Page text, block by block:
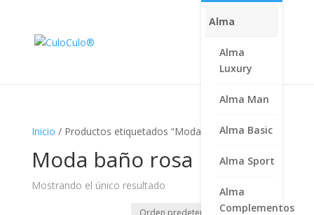
Alma
Alma
Luxury
Alma Man
Alma Basic
Alma Sport
Alma
Complementos
Inicio / Productos etiquetados “Moda baño rosa”
Moda baño rosa
Mostrando el único resultado